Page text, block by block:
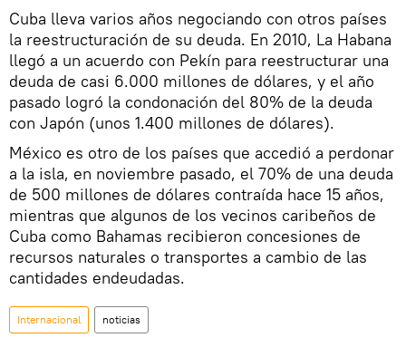
Cuba lleva varios años negociando con otros países
la reestructuración de su deuda. En 2010, La Habana
llegó a un acuerdo con Pekín para reestructurar una
deuda de casi 6.000 millones de dólares, y el año
pasado logró la condonación del 80% de la deuda
con Japón (unos 1.400 millones de dólares).
México es otro de los países que accedió a perdonar
a la isla, en noviembre pasado, el 70% de una deuda
de 500 millones de dólares contraída hace 15 años,
mientras que algunos de los vecinos caribeños de
Cuba como Bahamas recibieron concesiones de
recursos naturales o transportes a cambio de las
cantidades endeudadas.
Internacional noticias